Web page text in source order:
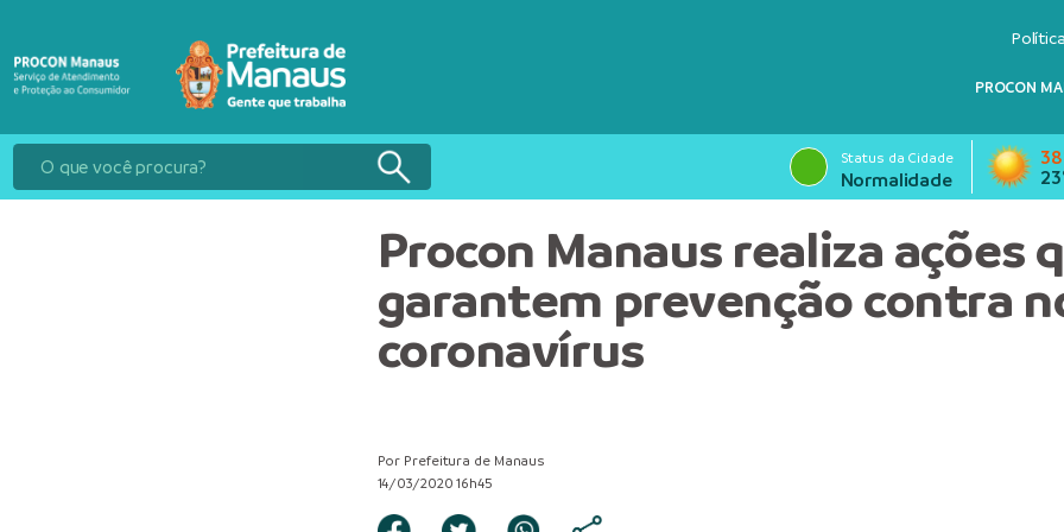
PROCON
Status da Cidade
Normalidade
Procon Manaus realiza ações
garantem prevenção contra
coronavírus
Por Prefeitura de Manaus
14/03/2020 16h45